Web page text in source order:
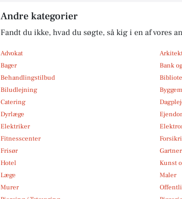
Andre kategorier
Fandt du ikke, hvad du søgte, så kig i en af vores
Advokat
Bager
Bank
Behandlingstilbud
Biludlejning
Catering
Dyrlæge
Elektriker
Fitnesscenter
Frisør
Gartner
Hotel
Kunst
Læge
Maler
Murer